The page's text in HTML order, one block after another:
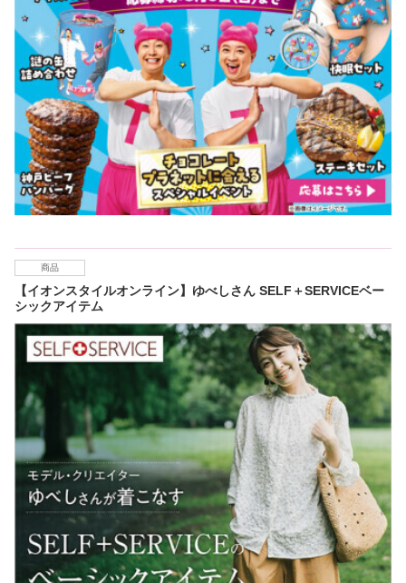
商品
【イオンスタイルオンライン】ゆべしさん SELF＋SERVICEベー
シックアイテム